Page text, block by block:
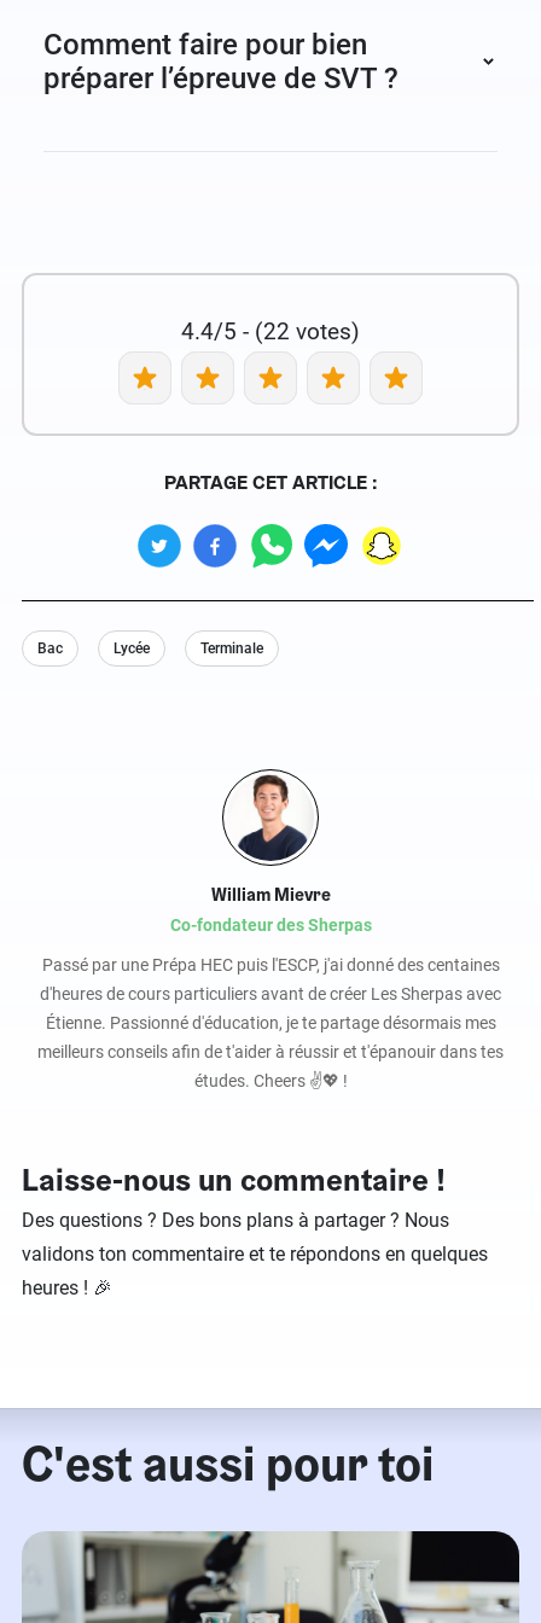
La seconde partie est la présentation orale des
résultats et des conclusions aux examinateurs.
Comment faire pour bien
préparer l’épreuve de SVT ?
4.4/5 - (22 votes)
William Mievre
Co-fondateur des Sherpas
Passé par une Prépa HEC puis l'ESCP, j'ai donné des centaines
d'heures de cours particuliers avant de créer Les Sherpas avec
Étienne. Passionné d'éducation, je te partage désormais mes
meilleurs conseils afin de t'aider à réussir et t'épanouir dans tes
études. Cheers ✌️💖 !
PARTAGE CET ARTICLE :
Bac Lycée Terminale
Laisse-nous un commentaire !
Des questions ? Des bons plans à partager ? Nous
validons ton commentaire et te répondons en quelques
heures ! 🎉
C'est aussi pour toi